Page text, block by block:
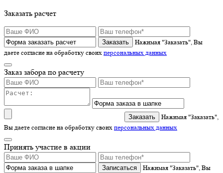
Заказать расчет
Нажимая "Заказать", Вы
даете согласие на обработку своих персональных данных
Заказ забора по расчету
Нажимая "Заказать",
Вы даете согласие на обработку своих персональных данных
Принять участие в акции
Записаться
Нажимая "Заказать", Вы